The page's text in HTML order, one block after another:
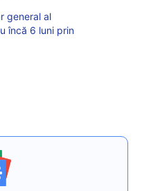
general al
încă 6 luni prin